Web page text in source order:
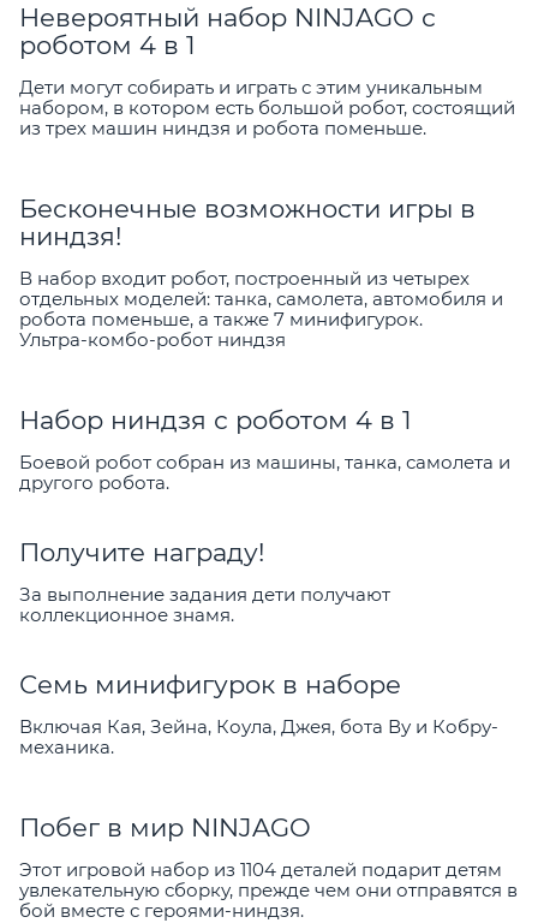
Невероятный набор NINJAGO с
роботом 4 в 1
Дети могут собирать и играть с этим уникальным
набором, в котором есть большой робот, состоящий
из трех машин ниндзя и робота поменьше.
Бесконечные возможности игры в
ниндзя!
В набор входит робот, построенный из четырех
отдельных моделей: танка, самолета, автомобиля и
робота поменьше, а также 7 минифигурок.
Ультра-комбо-робот ниндзя
Набор ниндзя с роботом 4 в 1
Боевой робот собран из машины, танка, самолета и
другого робота.
Получите награду!
За выполнение задания дети получают
коллекционное знамя.
Семь минифигурок в наборе
Включая Кая, Зейна, Коула, Джея, бота Ву и Кобру-
механика.
Побег в мир NINJAGO
Этот игровой набор из 1104 деталей подарит детям
увлекательную сборку, прежде чем они отправятся в
бой вместе с героями-ниндзя.